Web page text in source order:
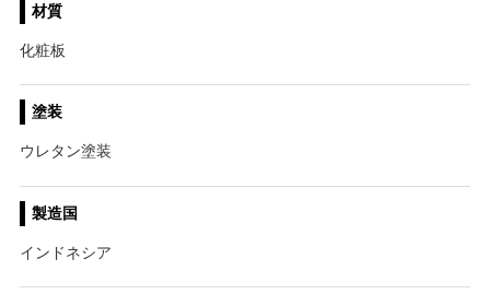
材質
化粧板
塗装
ウレタン塗装
製造国
インドネシア